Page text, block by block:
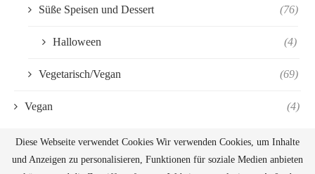
Süße Speisen und Dessert (76)
Halloween (4)
Vegetarisch/Vegan (69)
Vegan (4)
Diese Webseite verwendet Cookies Wir verwenden Cookies, um Inhalte
und Anzeigen zu personalisieren, Funktionen für soziale Medien anbieten